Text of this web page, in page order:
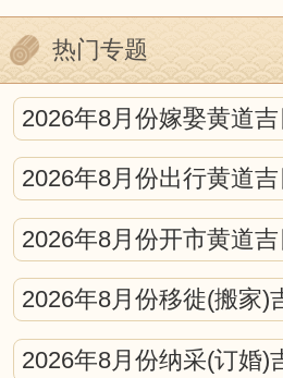
星和时刻的测定；日、
就某种程度来说，中国
种编算天文年历的工作
天文学的许多重要内容
和研究的结晶。
宇宙中日、月、星辰
产生什么影响，古今学
宇宙运动都会不同程度的
命，从而在地球生命上
热门专题
2026年8月份嫁娶黄道吉
2026年8月份出行黄道吉
2026年8月份开市黄道吉
2026年8月份移徙(搬家)
2026年8月份纳采(订婚)